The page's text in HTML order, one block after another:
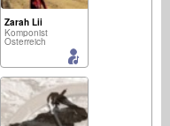
Zarah Lii
Komponist
Österreich